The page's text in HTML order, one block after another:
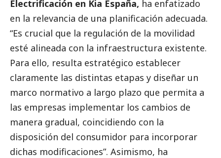
Electrificación en Kia España, ha enfatizado
en la relevancia de una planificación adecuada.
“Es crucial que la regulación de la movilidad
esté alineada con la infraestructura existente.
Para ello, resulta estratégico establecer
claramente las distintas etapas y diseñar un
marco normativo a largo plazo que permita a
las empresas implementar los cambios de
manera gradual, coincidiendo con la
disposición del consumidor para incorporar
dichas modificaciones”. Asimismo, ha